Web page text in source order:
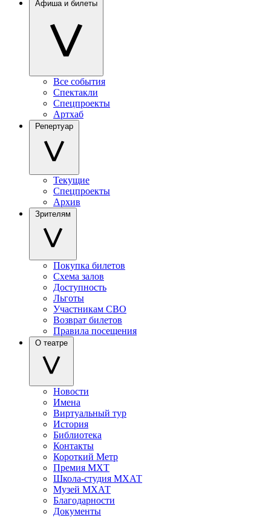
Афиша и билеты
Все события
Спектакли
Спецпроекты
Артхаб
Репертуар
Текущие
Спецпроекты
Архив
Зрителям
Покупка билетов
Схема залов
Доступность
Льготы
Участникам СВО
Возврат билетов
Правила посещения
О театре
Новости
Имена
Виртуальный тур
История
Библиотека
Контакты
Короткий Метр
Премия МХТ
Школа-студия МХАТ
Музей МХАТ
Благодарности
Документы